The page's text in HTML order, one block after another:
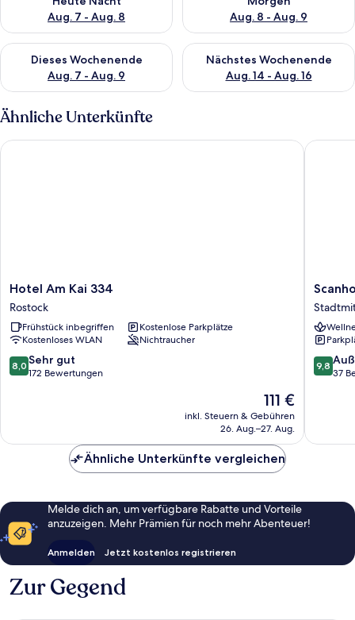
Aug. 7 - Aug. 8
Aug. 8 - Aug. 9
Dieses Wochenende
Aug. 7 - Aug. 9
Überprüfe die Verfügbarkeit für dieses Wochenende, Aug. 7
Nächstes Wochenende
Aug. 14 - Aug. 16
Überprüfe die Verfügbarkeit
Ähnliche Unterkünfte
Hotel
Am
Kai
334
Rostock
Hotel Am Kai 334
Rostock
Frühstück inbegriffen
Kostenlose Parkplätze
Kostenloses WLAN
Nichtraucher
8.0
von
Bewertungen
8,0 Sehr gut
172 Bewertungen
Der
Preis
beträgt
111 €
inkl. Steuern & Gebühren
26. Aug.–27. Aug.
Hotel Am Kai 334
-
9.8
von
9,8
37
Ähnliche Unterkünfte vergleichen
Melde dich an, um verfügbare Rabatte und Vorteile
anzuzeigen. Mehr Prämien für noch mehr Abenteuer!
Anmelden Jetzt kostenlos registrieren
Zur Gegend